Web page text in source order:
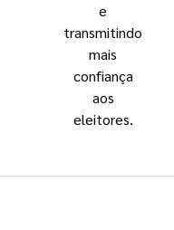
e
transmitindo
mais
confiança
aos
eleitores.